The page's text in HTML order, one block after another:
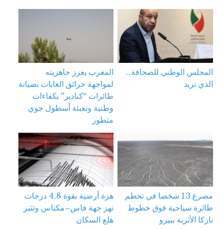
المجلس الوطني للصحافة..
الذي نريد
المغرب يعزز جاهزيته
لمواجهة حرائق الغابات بصيانة
طائرات “كنادير” بكفاءات
وطنية وتعبئة أسطول جوي
متطور
مصرع 13 شخصا في تحطم
طائرة سياحية فوق خطوط
نازكا الأثرية ببيرو
هزة أرضية بقوة 4.8 درجات
تهز جهة فاس–مكناس وتثير
هلع السكان